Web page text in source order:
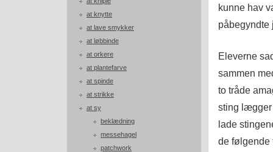
at knytte
at lave smykker
at løbbinde
at orkere
at plantefarve
at spinde
at strikke
at sy
beklædning
messehagel
patchwork
kunne hav
påbegyndte
Eleverne
sammen
to tråde
sting lægger
lade
de følgende